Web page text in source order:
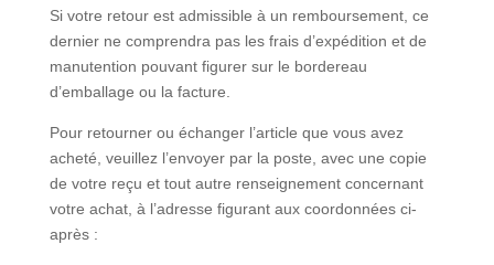
Si votre retour est admissible à un remboursement, ce
dernier ne comprendra pas les frais d’expédition et de
manutention pouvant figurer sur le bordereau
d’emballage ou la facture.
Pour retourner ou échanger l’article que vous avez
acheté, veuillez l’envoyer par la poste, avec une copie
de votre reçu et tout autre renseignement concernant
votre achat, à l’adresse figurant aux coordonnées ci-
après :